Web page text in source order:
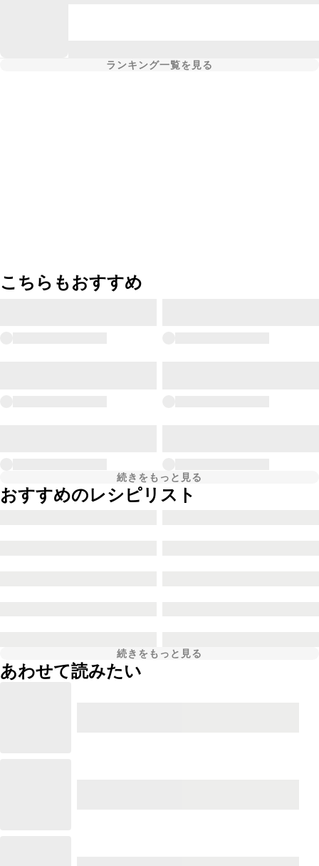
ランキング一覧を見る
こちらもおすすめ
続きをもっと見る
おすすめのレシピリスト
続きをもっと見る
あわせて読みたい